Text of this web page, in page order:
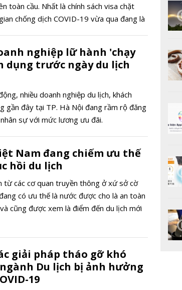
toàn cầu. Nhất là chính sách visa chặt
chống dịch COVID-19 vừa qua đang là
nghiệp lữ hành 'chạy
dụng trước ngày du lịch
nhiều doanh nghiệp du lịch, khách
gần đây tại TP. Hà Nội đang rầm rộ đăng
sự với mức lương ưu đãi.
Nam đang chiếm ưu thế
hồi du lịch
từ các cơ quan truyền thông ở xứ sở cờ
có ưu thế là nước được cho là an toàn
cũng được xem là điểm đến du lịch mới
giải pháp tháo gỡ khó
Du lịch bị ảnh hưởng
19